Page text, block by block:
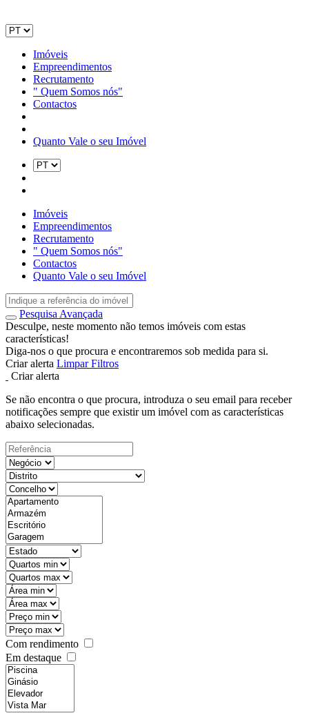
Imóveis
Empreendimentos
Recrutamento
" Quem Somos nós"
Contactos
Quanto Vale o seu Imóvel
Imóveis
Empreendimentos
Recrutamento
" Quem Somos nós"
Contactos
Quanto Vale o seu Imóvel
Pesquisa Avançada
Desculpe, neste momento não temos imóveis com estas
características!
Diga-nos o que procura e encontraremos sob medida para si.
Criar alerta Limpar Filtros
Criar alerta
Se não encontra o que procura, introduza o seu email para receber
notificações sempre que existir um imóvel com as características
abaixo selecionadas.
Com rendimento
Em destaque